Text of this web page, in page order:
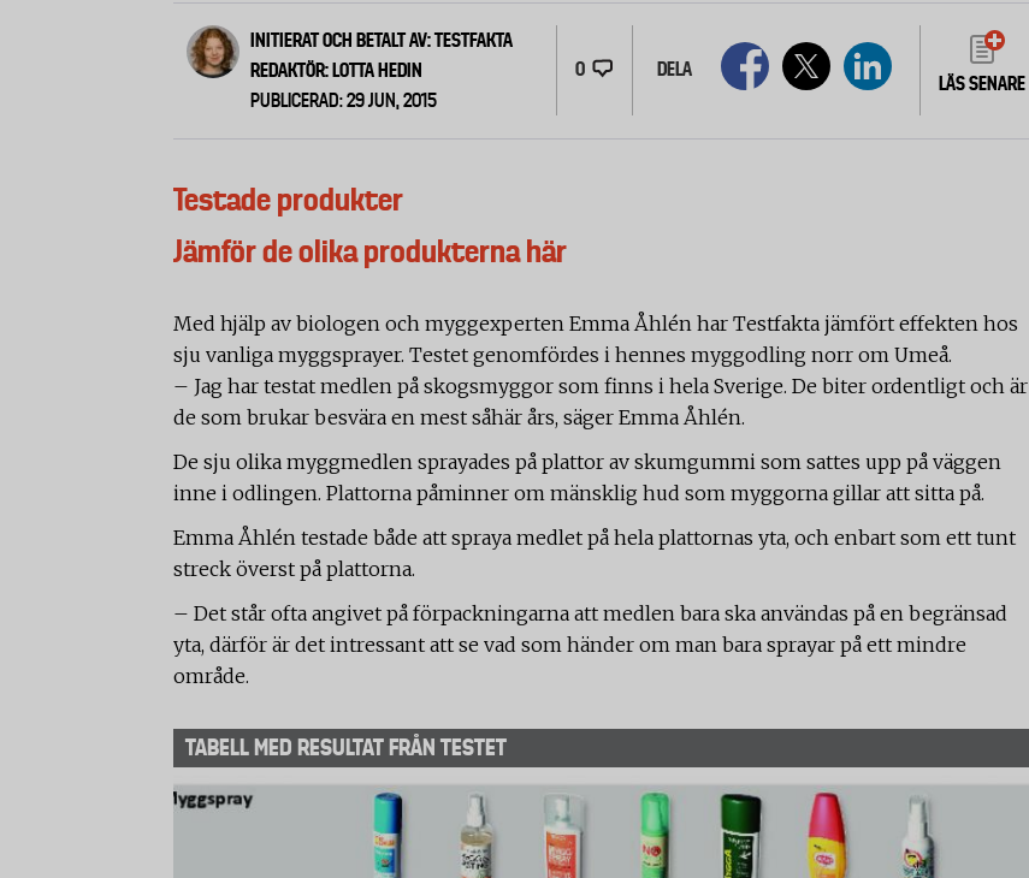
INITIERAT OCH BETALT AV: TESTFAKTA
REDAKTÖR: LOTTA HEDIN
PUBLICERAD: 29 JUN, 2015
0 DELA
LÄS SENARE
Testade produkter
Jämför de olika produkterna här
Med hjälp av biologen och myggexperten Emma Åhlén har Testfakta jämfört effekten hos
sju vanliga myggsprayer. Testet genomfördes i hennes myggodling norr om Umeå.
– Jag har testat medlen på skogsmyggor som finns i hela Sverige. De biter ordentligt och är
de som brukar besvära en mest såhär års, säger Emma Åhlén.
De sju olika myggmedlen sprayades på plattor av skumgummi som sattes upp på väggen
inne i odlingen. Plattorna påminner om mänsklig hud som myggorna gillar att sitta på.
Emma Åhlén testade både att spraya medlet på hela plattornas yta, och enbart som ett tunt
streck överst på plattorna.
– Det står ofta angivet på förpackningarna att medlen bara ska användas på en begränsad
yta, därför är det intressant att se vad som händer om man bara sprayar på ett mindre
område.
TABELL MED RESULTAT FRÅN TESTET